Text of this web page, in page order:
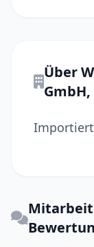
Über